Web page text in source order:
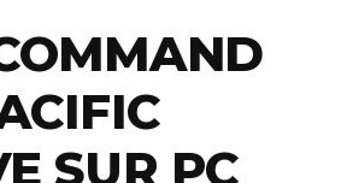
SUR PC